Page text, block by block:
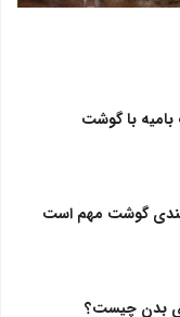
با گوشت